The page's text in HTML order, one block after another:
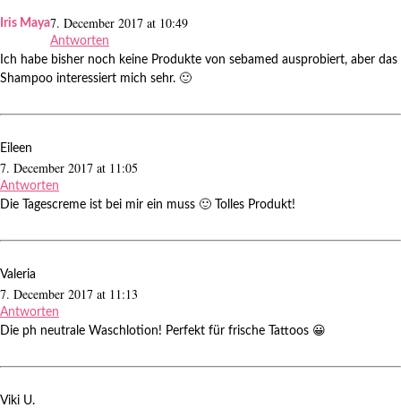
Iris Maya7. December 2017 at 10:49
Antworten
Ich habe bisher noch keine Produkte von sebamed ausprobiert, aber das
Shampoo interessiert mich sehr. 🙂
Eileen
7. December 2017 at 11:05
Antworten
Die Tagescreme ist bei mir ein muss 🙂 Tolles Produkt!
Valeria
7. December 2017 at 11:13
Antworten
Die ph neutrale Waschlotion! Perfekt für frische Tattoos 😀
Viki U.